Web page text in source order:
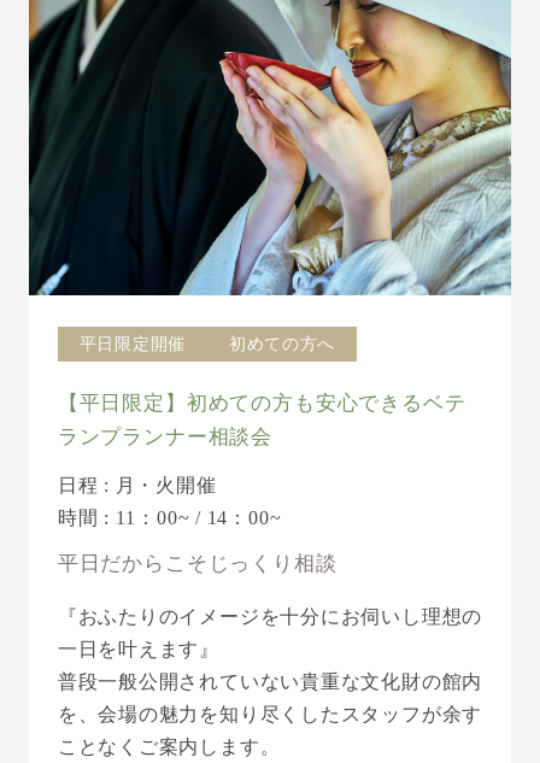
平日限定開催 初めての方へ
【平日限定】初めての方も安心できるベテ
ランプランナー相談会
日程 : 月・火開催
時間 : 11：00~ / 14：00~
平日だからこそじっくり相談
『おふたりのイメージを十分にお伺いし理想の
一日を叶えます』
普段一般公開されていない貴重な文化財の館内
を、会場の魅力を知り尽くしたスタッフが余す
ことなくご案内します。